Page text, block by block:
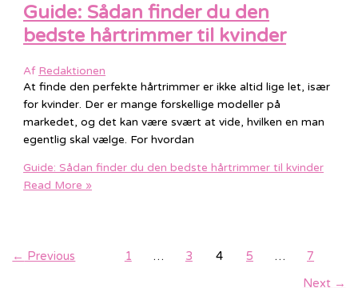
Guide: Sådan finder du den
bedste hårtrimmer til kvinder
Af Redaktionen
At finde den perfekte hårtrimmer er ikke altid lige let, især
for kvinder. Der er mange forskellige modeller på
markedet, og det kan være svært at vide, hvilken en man
egentlig skal vælge. For hvordan
Guide: Sådan finder du den bedste hårtrimmer til kvinder
Read More »
← Previous 1 … 3 4 5 … 7
Next →